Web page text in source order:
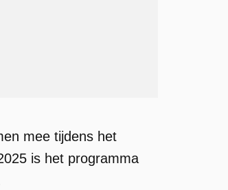
mee tijdens het
is het programma